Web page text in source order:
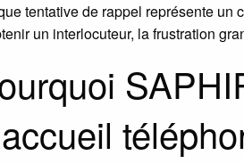
tentative de rappel représente un
un interlocuteur, la frustration